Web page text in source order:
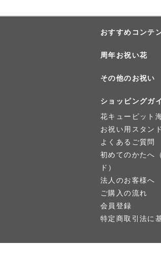
おすすめコンテ
周年お祝い花
その他のお祝い
ショッピングガ
花キューピット
お祝い用スタン
よくあるご質問
初めてのかたへ
ド）
法人のお客様へ
ご購入の流れ
会員登録
特定商取引法に